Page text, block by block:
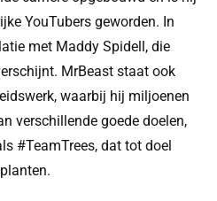
YouTubers geworden. In
met Maddy Spidell, die
MrBeast staat ook
waarbij hij miljoenen
verschillende goede doelen,
#TeamTrees, dat tot doel